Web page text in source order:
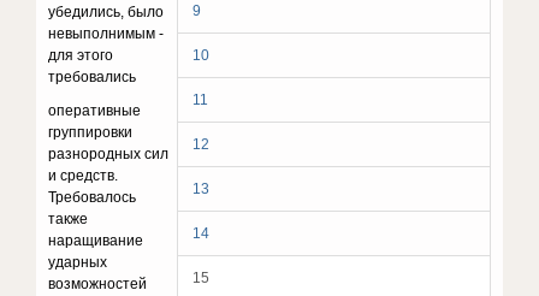
9
10
11
12
13
14
15
убедились, было
невыполнимым -
для этого
требовались
оперативные
группировки
разнородных сил
и средств.
Требовалось
также
наращивание
ударных
возможностей